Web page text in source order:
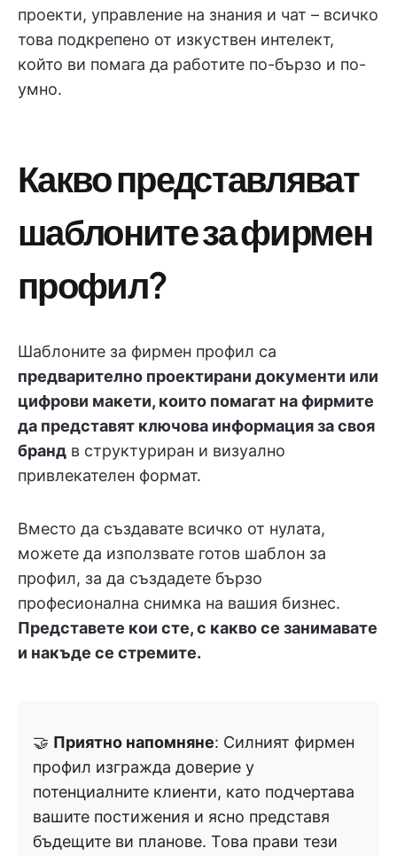
проекти, управление на знания и чат – всичко
това подкрепено от изкуствен интелект,
който ви помага да работите по-бързо и по-
умно.
Какво представляват
шаблоните за фирмен
профил?
Шаблоните за фирмен профил са
предварително проектирани документи или
цифрови макети, които помагат на фирмите
да представят ключова информация за своя
бранд в структуриран и визуално
привлекателен формат.
Вместо да създавате всичко от нулата,
можете да използвате готов шаблон за
профил, за да създадете бързо
професионална снимка на вашия бизнес.
Представете кои сте, с какво се занимавате
и накъде се стремите.
🤝 Приятно напомняне: Силният фирмен
профил изгражда доверие у
потенциалните клиенти, като подчертава
вашите постижения и ясно представя
бъдещите ви планове. Това прави тези